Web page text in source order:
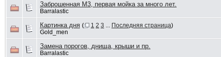
Заброшенная M3, первая мойка за много лет.
Barralastic
Картинка дня ( 1 2 3 ... Последняя страница)
Gold_men
Замена порогов, днища, крыши и пр.
Barralastic